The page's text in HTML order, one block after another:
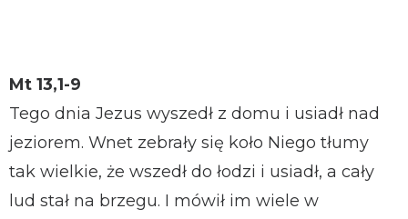
Mt 13,1-9
Tego dnia Jezus wyszedł z domu i usiadł nad
jeziorem. Wnet zebrały się koło Niego tłumy
tak wielkie, że wszedł do łodzi i usiadł, a cały
lud stał na brzegu. I mówił im wiele w